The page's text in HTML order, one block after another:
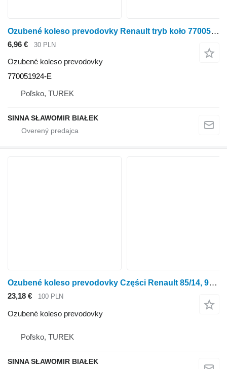
Ozubené koleso prevodovky Renault tryb koło 770051924-E zębate wałek ataku tylny most of913410 prz
6,96 € 30 PLN
Ozubené koleso prevodovky
770051924-E
Poľsko, TUREK
SINNA SŁAWOMIR BIAŁEK
Ozubené koleso prevodovky Części Renault 85/14, 95/14, 110/14 - tryby, synchronizatory, po na kolesového traktora Renault 85/14, 95/14, 110/14
23,18 € 100 PLN
Ozubené koleso prevodovky
Poľsko, TUREK
SINNA SŁAWOMIR BIAŁEK